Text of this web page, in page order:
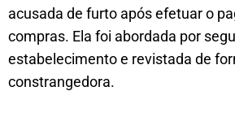
acusada de furto após efetuar o
compras. Ela foi abordada por
estabelecimento e revistada de
constrangedora.